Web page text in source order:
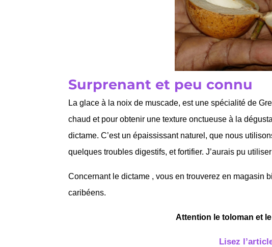
Surprenant et peu connu
La glace à la noix de muscade, est une spécialité de
chaud et pour obtenir une texture onctueuse à la
dictame. C’est un épaississant naturel, que nous
quelques troubles digestifs, et fortifier. J’aurais pu
Concernant le dictame , vous en trouverez en magasin
caribéens.
Attention le toloman et
Lisez